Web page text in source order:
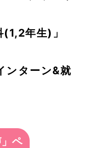
年生)」
ターン&就
ペ